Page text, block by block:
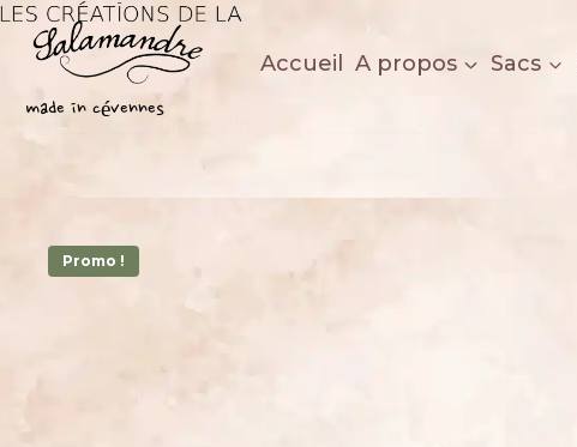
Aller
contenu
Les créations de la salamandre
made in cévennes
Accueil A propos Sacs
Echoppe salamandingue
Promo !